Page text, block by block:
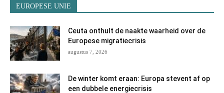
EUROPESE UNIE
Ceuta onthult de naakte waarheid over de
Europese migratiecrisis
augustus 7, 2026
De winter komt eraan: Europa stevent af op
een dubbele energiecrisis